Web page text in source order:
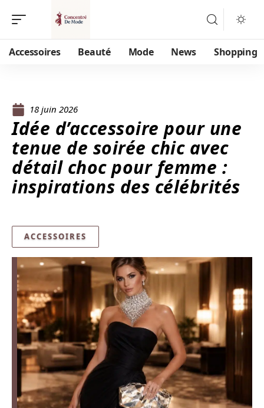
Accessoires Beauté Mode News Shopping
18 juin 2026
Idée d’accessoire pour une
tenue de soirée chic avec
détail choc pour femme :
inspirations des célébrités
ACCESSOIRES